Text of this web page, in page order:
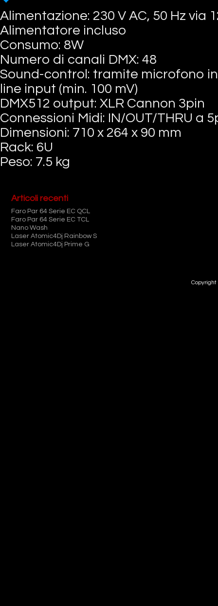
Alimentazione: 230 V AC, 50 Hz via
Alimentatore incluso
Consumo: 8W
Numero di canali DMX: 48
Sound-control: tramite microfono
line input (min. 100 mV)
DMX512 output: XLR Cannon 3pin
Connessioni Midi: IN/OUT/THRU a
Dimensioni: 710 x 264 x 90 mm
Rack: 6U
Peso: 7.5 kg
Articoli recenti
Faro Par 64 Serie EC QCL
Faro Par 64 Serie EC TCL
Nano Wash
Laser Atomic4Dj Rainbow S
Laser Atomic4Dj Prime G
Copyright